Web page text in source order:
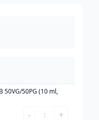
50VG/50PG (10 ml,
-
Shift
+